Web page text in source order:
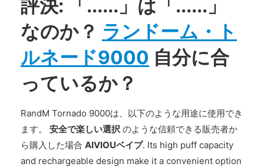
評決: 「......」は「......」
なのか？ ランドーム・ト
ルネード9000 自分に合
っているか？
RandM Tornado 9000は、以下のような用途に使用でき
ます。 安全で楽しい選択 のような信頼できる販売者か
ら購入した場合 AIVIOUベイプ. Its high puff capacity
and rechargeable design make it a convenient option